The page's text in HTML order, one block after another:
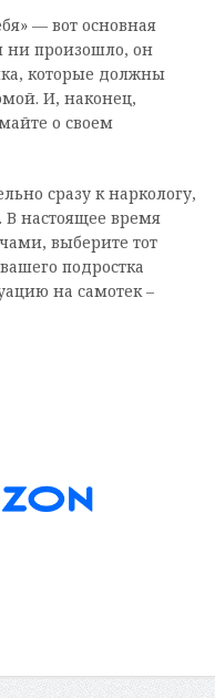
— вот основная
ни произошло, он
которые должны
И, наконец,
о своем
сразу к наркологу,
В настоящее время
выберите тот
подростка
на самотек –